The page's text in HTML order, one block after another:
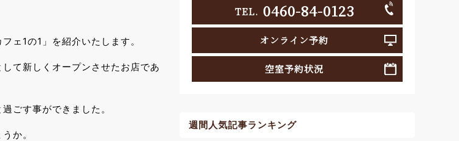
ェ1の1」を紹介いたします。
て新しくオープンさせたお店であ
ごす事ができました。
か。
TEL. 0460-84-0123
オンライン予約
空室予約状況
週間人気記事ランキング